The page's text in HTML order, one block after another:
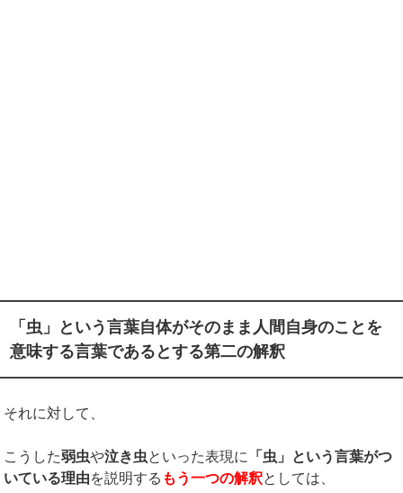
「虫」という言葉自体がそのまま人間自身のことを
意味する言葉であるとする第二の解釈
それに対して、
こうした弱虫や泣き虫といった表現に 「虫」という言葉がつ
いている理由を説明する もう一つの解釈としては、